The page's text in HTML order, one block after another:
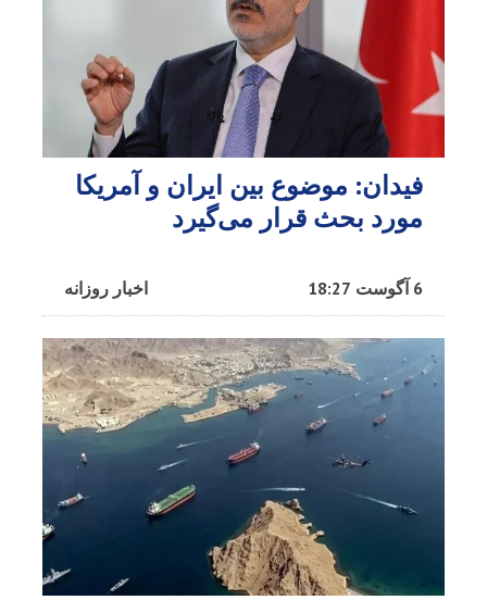
فیدان: موضوع بین ایران و آمریکا
مورد بحث قرار می‌گیرد
اخبار روزانه 6 آگوست 18:27